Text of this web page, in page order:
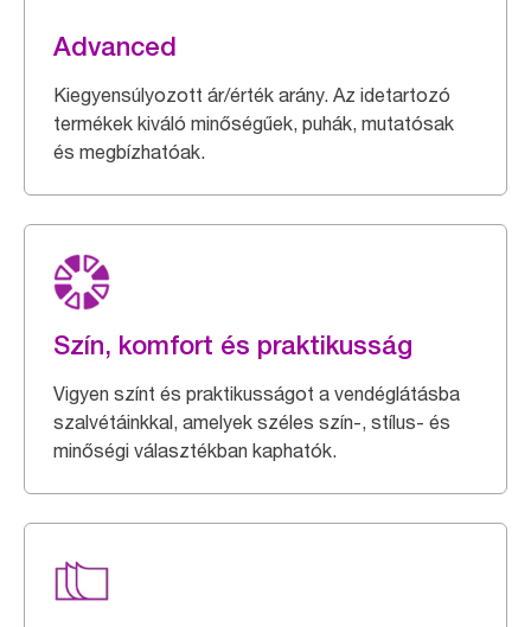
Advanced
Kiegyensúlyozott ár/érték arány. Az idetartozó
termékek kiváló minőségűek, puhák, mutatósak
és megbízhatóak.
Szín, komfort és praktikusság
Vigyen színt és praktikusságot a vendéglátásba
szalvétáinkkal, amelyek széles szín-, stílus- és
minőségi választékban kaphatók.